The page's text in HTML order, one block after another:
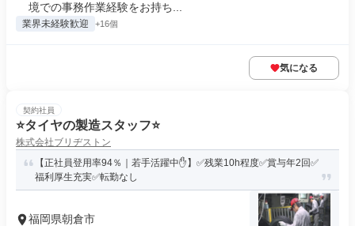
境での事務作業経験をお持ち...
業界未経験歓迎 +16個
気になる
契約社員
⭐️タイヤの製造スタッフ⭐️
株式会社ブリヂストン
【正社員登用率94％｜若手活躍中✋】✅残業10h程度✅賞与年2回✅
福利厚生充実✅転勤なし
福岡県朝倉市